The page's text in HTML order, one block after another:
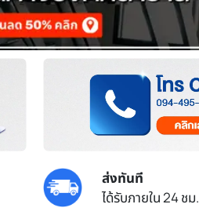
ส่งทันที
ได้รับภายใน 24 ชม.